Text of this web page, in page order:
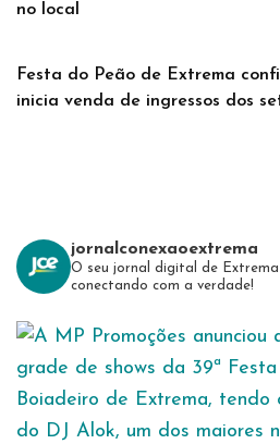
no local
Festa do Peão de Extrema
inicia venda de ingressos dos
jornalconexaoextrema
O seu jornal digital de
conectando com a verdade!